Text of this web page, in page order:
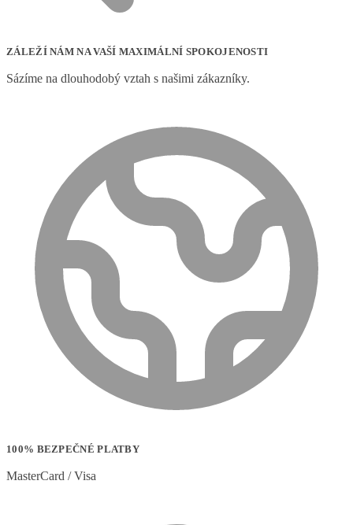
ZÁLEŽÍ NÁM NA VAŠÍ MAXIMÁLNÍ SPOKOJENOSTI
Sázíme na dlouhodobý vztah s našimi zákazníky.
100% BEZPEČNÉ PLATBY
MasterCard / Visa